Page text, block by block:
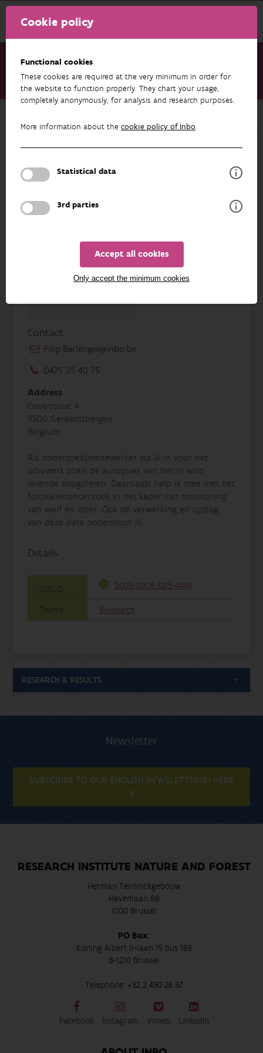
Cookie policy
Functional cookies
These cookies are required at the very minimum in order for
the website to function properly. They chart your usage,
completely anonymously, for analysis and research purposes.
More information about the cookie policy of Inbo.
Statistical data
3rd parties
Accept all cookies
Only accept the minimum cookies
About us Staff Filip Berlengee
Contact
Filip.Berlengee@inbo.be
0475 25 40 75
Address
Gaverstraat 4
9500 Geraardsbergen
Belgium
Als onderzoeksmedewerker sta ik in voor het
labowerk zoals de autopsies van het in wild
levende zoogdieren. Daarnaast help ik mee met het
fotovallenonderzoek in het kader van monitoring
van wolf en otter. Ook de verwerking en opslag
van deze data ondersteun ik.
Details
ORCID 0009-0008-7215-4494
Teams Biohealth
RESEARCH & RESULTS
Newsletter
SUBSCRIBE TO OUR ENGLISH NEWSLETTER(S) HERE
RESEARCH INSTITUTE NATURE AND FOREST
Herman Teirlinckgebouw
Havenlaan 88
1000 Brussel
PO Box:
Koning Albert II-laan 15 bus 186
B-1210 Brussel
Telephone: +32 2 430 26 37
Facebook Instagram Vimeo LinkedIn